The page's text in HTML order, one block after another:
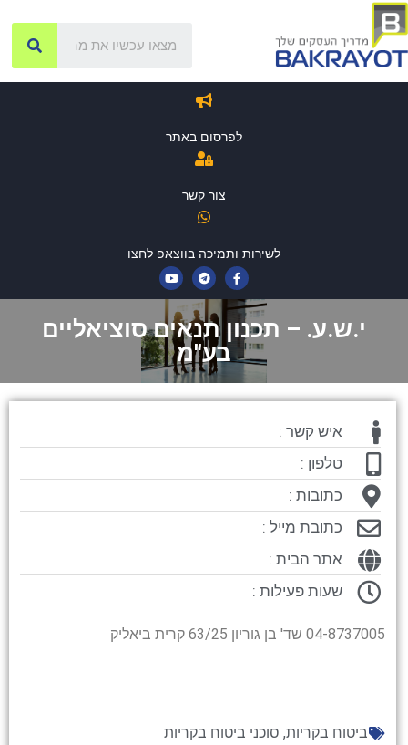
לפרסום באתר
צור קשר
לשירות ותמיכה בווצאפ לחצו
י.ש.ע. – תכנון תנאים סוציאליים
בע"מ
איש קשר :
טלפון :
כתובות :
כתובת מייל :
אתר הבית :
שעות פעילות :
04-8737005 שד' בן גוריון 63/25 קרית ביאליק
ביטוח בקריות, סוכני ביטוח בקריות